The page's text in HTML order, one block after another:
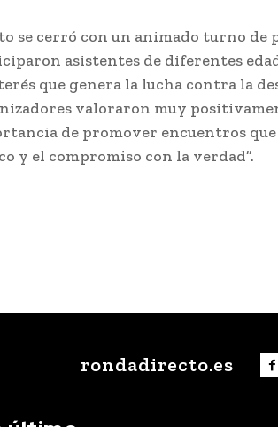
se cerró con un animado turno de
asistentes de diferentes
que genera la lucha contra la
valoraron muy
de promover encuentros
y el compromiso con la verdad”.
rondadirecto.es